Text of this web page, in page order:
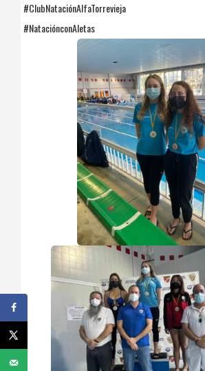
#ClubNataciónAlfaTorrevieja
#NataciónconAletas